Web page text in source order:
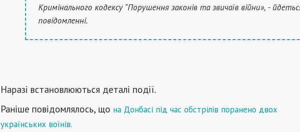
Кримінального кодексу “Порушення законів та звичаїв війни», -
повідомленні.
Наразі встановлюються деталі події.
Раніше повідомлялось, що на Донбасі під час обстрілів поранено двох
українських воїнів.